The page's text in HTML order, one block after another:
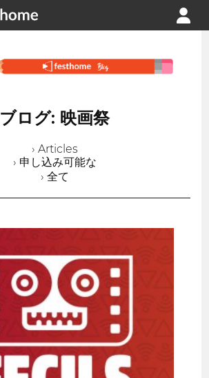
ブログ: 映画祭
› Articles
› 申し込み可能な
› 全て